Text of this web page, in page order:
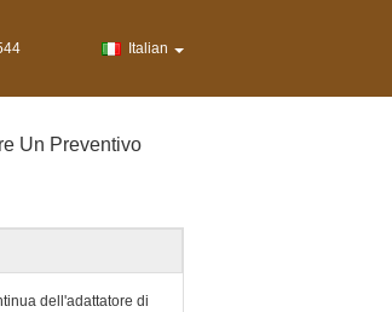
Italian
Un Preventivo
dell'adattatore di